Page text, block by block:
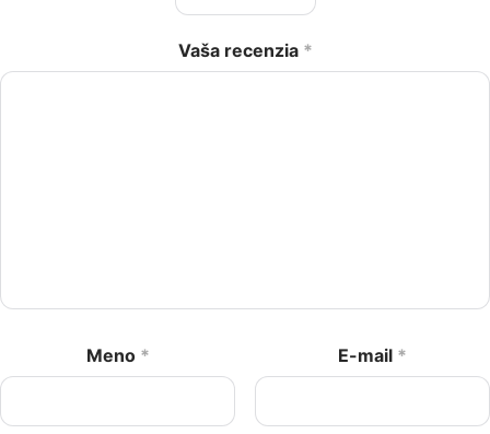
Vaša recenzia *
Meno * E-mail *